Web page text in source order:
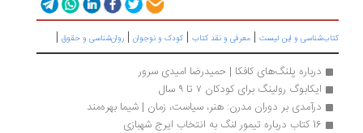
و این لیست | معرفی و نقد کتاب|کودک و نوجوان |روان‌شناسی و حقوق|
درباره پلنگ‌های کافکا | حمیدرضا امیدی سرور
ایکابوگ رولینگ برای کودکان ۷ تا ۹ سال
درآمدی بر دوران مدرن: هنر، سیاست، زمان | شیما بهره‌مند